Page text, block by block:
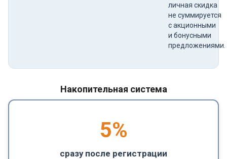
личная скидка
не суммируется
с акционными
и бонусными
предложениями.
Накопительная система
5%
сразу после регистрации